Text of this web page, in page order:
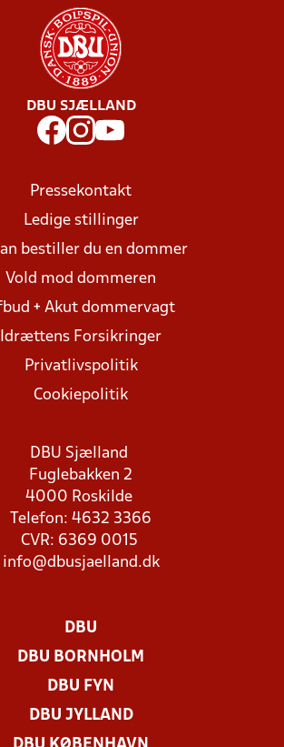
DBU SJÆLLAND
Pressekontakt
Ledige stillinger
bestiller du en dommer
Vold mod dommeren
+ Akut dommervagt
Idrættens Forsikringer
Privatlivspolitik
Cookiepolitik
DBU Sjælland
Fuglebakken 2
4000 Roskilde
Telefon: 4632 3366
CVR: 6369 0015
info@dbusjaelland.dk
DBU
DBU BORNHOLM
DBU FYN
DBU JYLLAND